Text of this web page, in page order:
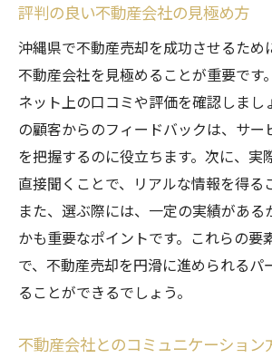
評判の良い不動産会社の見極め方
沖縄県で不動産売却を成功させるため
不動産会社を見極めることが重要です
ネット上の口コミや評価を確認しまし
の顧客からのフィードバックは、サー
を把握するのに役立ちます。次に、実
直接聞くことで、リアルな情報を得る
また、選ぶ際には、一定の実績がある
かも重要なポイントです。これらの要
で、不動産売却を円滑に進められるパ
ることができるでしょう。
不動産会社とのコミュニケーション